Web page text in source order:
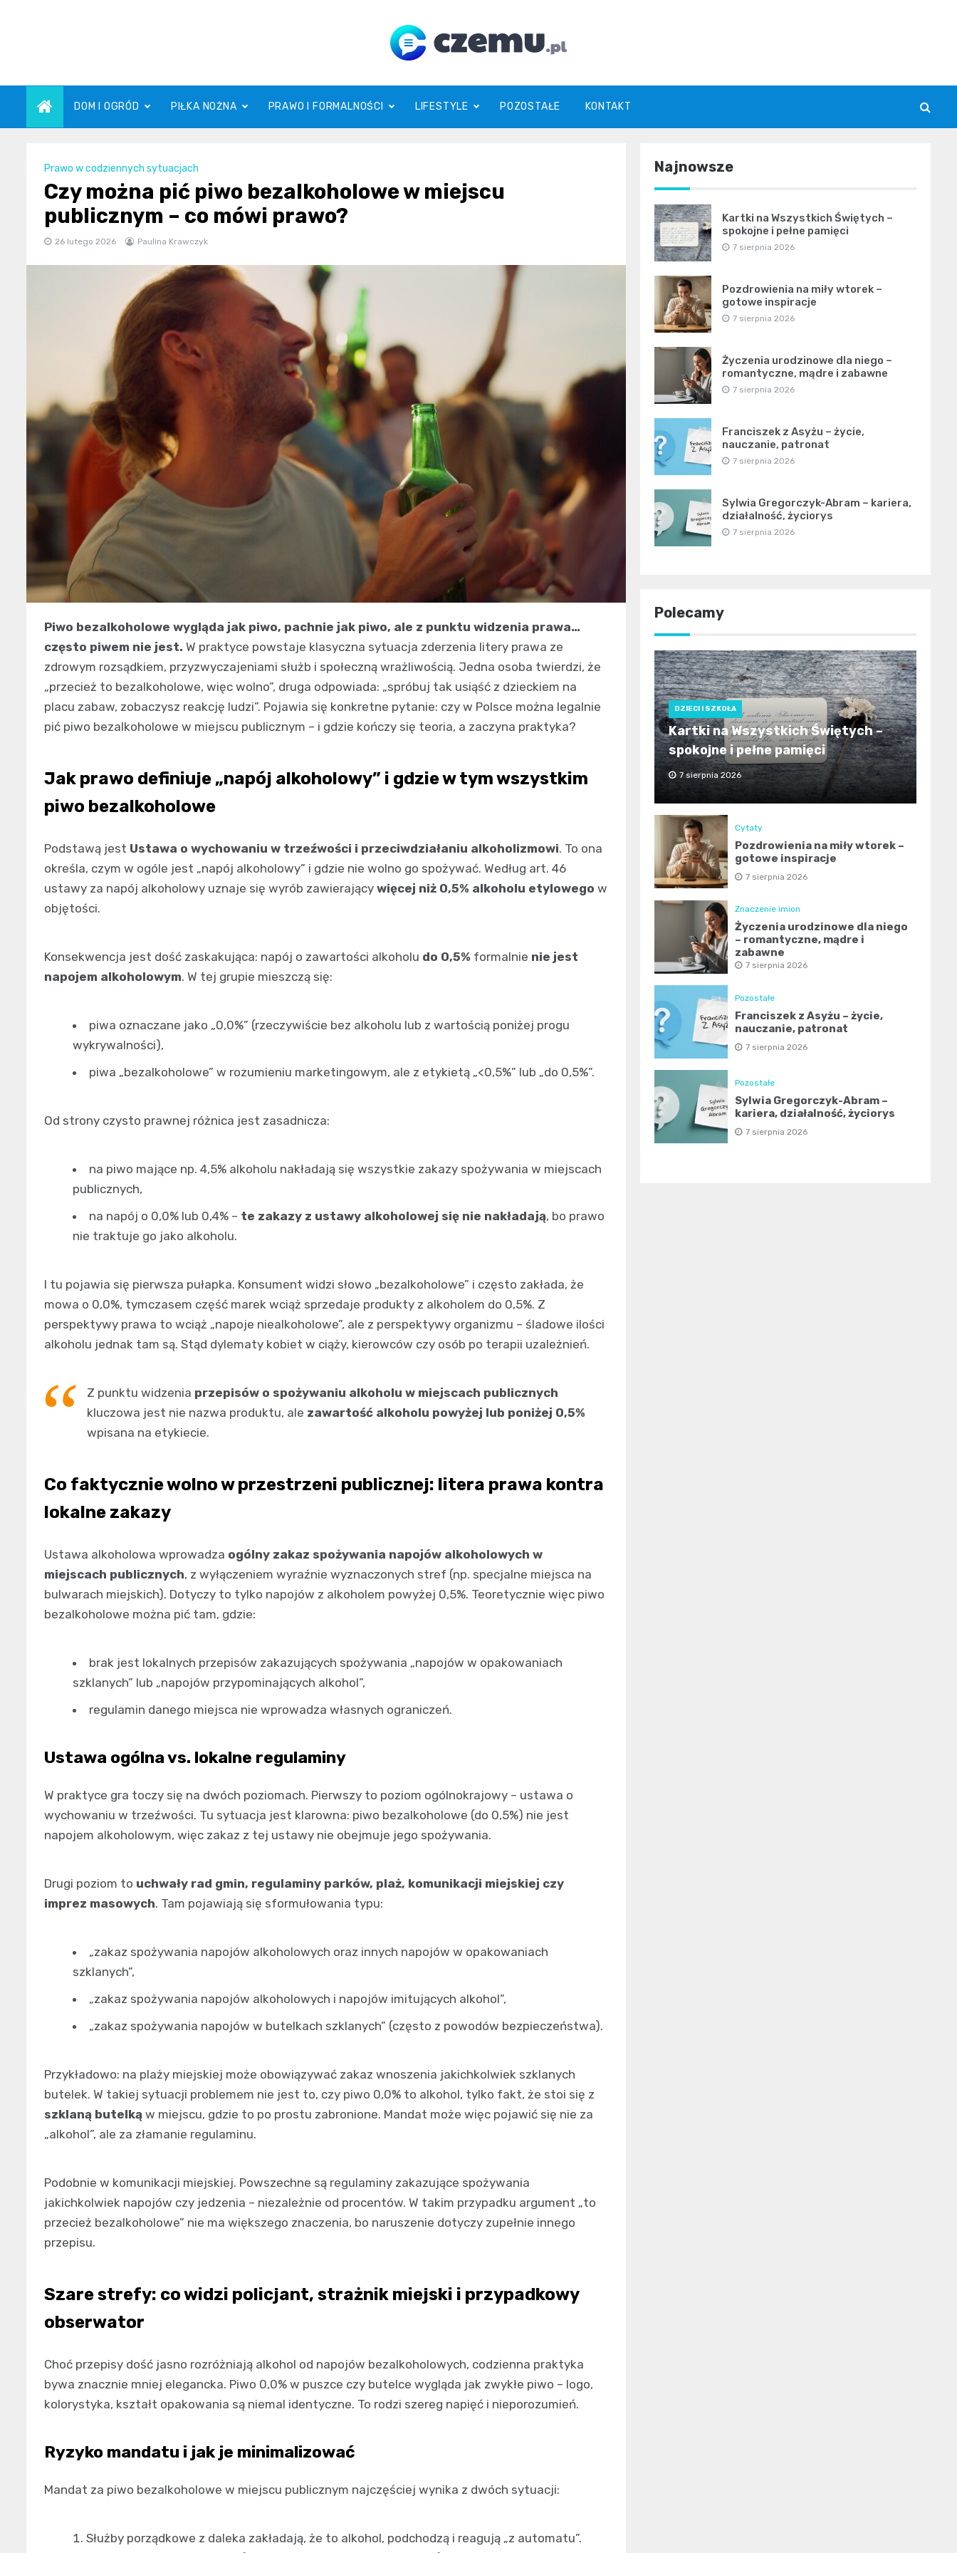
czemu.pl
DOM I OGRÓD PIŁKA NOŻNA PRAWO I FORMALNOŚCI LIFESTYLE POZOSTAŁE KONTAKT
Prawo w codziennych sytuacjach
Czy można pić piwo bezalkoholowe w miejscu
publicznym – co mówi prawo?
26 lutego 2026 Paulina Krawczyk
Piwo bezalkoholowe wygląda jak piwo, pachnie jak piwo, ale z punktu widzenia prawa…
często piwem nie jest. W praktyce powstaje klasyczna sytuacja zderzenia litery prawa ze
zdrowym rozsądkiem, przyzwyczajeniami służb i społeczną wrażliwością. Jedna osoba twierdzi, że
„przecież to bezalkoholowe, więc wolno”, druga odpowiada: „spróbuj tak usiąść z dzieckiem na
placu zabaw, zobaczysz reakcję ludzi”. Pojawia się konkretne pytanie: czy w Polsce można legalnie
pić piwo bezalkoholowe w miejscu publicznym – i gdzie kończy się teoria, a zaczyna praktyka?
Jak prawo definiuje „napój alkoholowy” i gdzie w tym wszystkim
piwo bezalkoholowe
Podstawą jest Ustawa o wychowaniu w trzeźwości i przeciwdziałaniu alkoholizmowi. To ona
określa, czym w ogóle jest „napój alkoholowy” i gdzie nie wolno go spożywać. Według art. 46
ustawy za napój alkoholowy uznaje się wyrób zawierający więcej niż 0,5% alkoholu etylowego w
objętości.
Konsekwencja jest dość zaskakująca: napój o zawartości alkoholu do 0,5% formalnie nie jest
napojem alkoholowym. W tej grupie mieszczą się:
piwa oznaczane jako „0,0%” (rzeczywiście bez alkoholu lub z wartością poniżej progu
wykrywalności),
piwa „bezalkoholowe” w rozumieniu marketingowym, ale z etykietą „<0,5%” lub „do 0,5%”.
Od strony czysto prawnej różnica jest zasadnicza:
na piwo mające np. 4,5% alkoholu nakładają się wszystkie zakazy spożywania w miejscach
publicznych,
na napój o 0,0% lub 0,4% – te zakazy z ustawy alkoholowej się nie nakładają, bo prawo
nie traktuje go jako alkoholu.
I tu pojawia się pierwsza pułapka. Konsument widzi słowo „bezalkoholowe” i często zakłada, że
mowa o 0,0%, tymczasem część marek wciąż sprzedaje produkty z alkoholem do 0,5%. Z
perspektywy prawa to wciąż „napoje niealkoholowe”, ale z perspektywy organizmu – śladowe ilości
alkoholu jednak tam są. Stąd dylematy kobiet w ciąży, kierowców czy osób po terapii uzależnień.
Z punktu widzenia przepisów o spożywaniu alkoholu w miejscach publicznych
kluczowa jest nie nazwa produktu, ale zawartość alkoholu powyżej lub poniżej 0,5%
wpisana na etykiecie.
Co faktycznie wolno w przestrzeni publicznej: litera prawa kontra
lokalne zakazy
Ustawa alkoholowa wprowadza ogólny zakaz spożywania napojów alkoholowych w
miejscach publicznych, z wyłączeniem wyraźnie wyznaczonych stref (np. specjalne miejsca na
bulwarach miejskich). Dotyczy to tylko napojów z alkoholem powyżej 0,5%. Teoretycznie więc piwo
bezalkoholowe można pić tam, gdzie:
brak jest lokalnych przepisów zakazujących spożywania „napojów w opakowaniach
szklanych” lub „napojów przypominających alkohol”,
regulamin danego miejsca nie wprowadza własnych ograniczeń.
Ustawa ogólna vs. lokalne regulaminy
W praktyce gra toczy się na dwóch poziomach. Pierwszy to poziom ogólnokrajowy – ustawa o
wychowaniu w trzeźwości. Tu sytuacja jest klarowna: piwo bezalkoholowe (do 0,5%) nie jest
napojem alkoholowym, więc zakaz z tej ustawy nie obejmuje jego spożywania.
Drugi poziom to uchwały rad gmin, regulaminy parków, plaż, komunikacji miejskiej czy
imprez masowych. Tam pojawiają się sformułowania typu:
„zakaz spożywania napojów alkoholowych oraz innych napojów w opakowaniach
szklanych”,
„zakaz spożywania napojów alkoholowych i napojów imitujących alkohol”,
„zakaz spożywania napojów w butelkach szklanych” (często z powodów bezpieczeństwa).
Przykładowo: na plaży miejskiej może obowiązywać zakaz wnoszenia jakichkolwiek szklanych
butelek. W takiej sytuacji problemem nie jest to, czy piwo 0,0% to alkohol, tylko fakt, że stoi się z
szklaną butelką w miejscu, gdzie to po prostu zabronione. Mandat może więc pojawić się nie za
„alkohol”, ale za złamanie regulaminu.
Podobnie w komunikacji miejskiej. Powszechne są regulaminy zakazujące spożywania
jakichkolwiek napojów czy jedzenia – niezależnie od procentów. W takim przypadku argument „to
przecież bezalkoholowe” nie ma większego znaczenia, bo naruszenie dotyczy zupełnie innego
przepisu.
Szare strefy: co widzi policjant, strażnik miejski i przypadkowy
obserwator
Choć przepisy dość jasno rozróżniają alkohol od napojów bezalkoholowych, codzienna praktyka
bywa znacznie mniej elegancka. Piwo 0,0% w puszce czy butelce wygląda jak zwykłe piwo – logo,
kolorystyka, kształt opakowania są niemal identyczne. To rodzi szereg napięć i nieporozumień.
Ryzyko mandatu i jak je minimalizować
Mandat za piwo bezalkoholowe w miejscu publicznym najczęściej wynika z dwóch sytuacji:
Służby porządkowe z daleka zakładają, że to alkohol, podchodzą i reagują „z automatu”.
Najnowsze
Kartki na Wszystkich Świętych –
spokojne i pełne pamięci
7 sierpnia 2026
Pozdrowienia na miły wtorek –
gotowe inspiracje
7 sierpnia 2026
Życzenia urodzinowe dla niego –
romantyczne, mądre i zabawne
7 sierpnia 2026
Franciszek z Asyżu – życie,
nauczanie, patronat
7 sierpnia 2026
Sylwia Gregorczyk-Abram – kariera,
działalność, życiorys
7 sierpnia 2026
Polecamy
DZIECI I SZKOŁA
Kartki na Wszystkich Świętych –
spokojne i pełne pamięci
7 sierpnia 2026
Cytaty
Pozdrowienia na miły wtorek –
gotowe inspiracje
7 sierpnia 2026
Znaczenie imion
Życzenia urodzinowe dla niego
– romantyczne, mądre i
zabawne
7 sierpnia 2026
Pozostałe
Franciszek z Asyżu – życie,
nauczanie, patronat
7 sierpnia 2026
Pozostałe
Sylwia Gregorczyk-Abram –
kariera, działalność, życiorys
7 sierpnia 2026